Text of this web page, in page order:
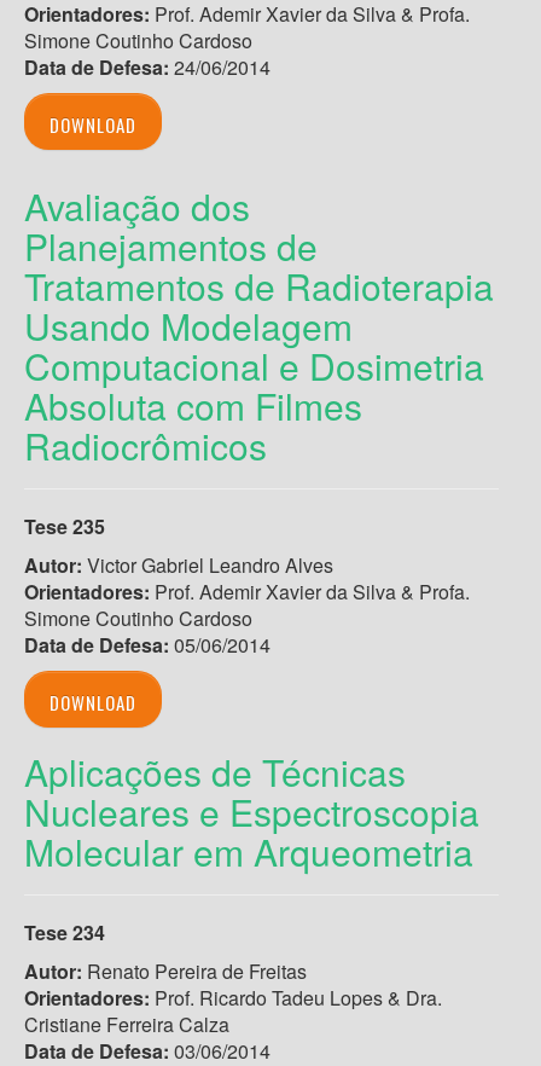
Orientadores: Prof. Ademir Xavier da Silva & Profa.
Simone Coutinho Cardoso
Data de Defesa: 24/06/2014
DOWNLOAD
Avaliação dos
Planejamentos de
Tratamentos de Radioterapia
Usando Modelagem
Computacional e Dosimetria
Absoluta com Filmes
Radiocrômicos
Tese 235
Autor: Victor Gabriel Leandro Alves
Orientadores: Prof. Ademir Xavier da Silva & Profa.
Simone Coutinho Cardoso
Data de Defesa: 05/06/2014
DOWNLOAD
Aplicações de Técnicas
Nucleares e Espectroscopia
Molecular em Arqueometria
Tese 234
Autor: Renato Pereira de Freitas
Orientadores: Prof. Ricardo Tadeu Lopes & Dra.
Cristiane Ferreira Calza
Data de Defesa: 03/06/2014